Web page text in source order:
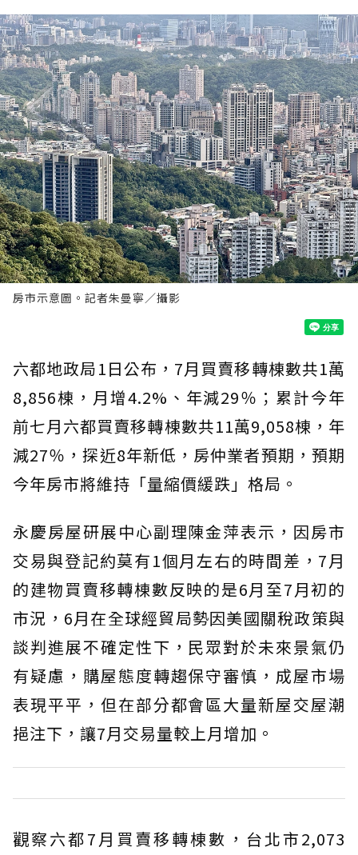
房市示意圖。記者朱曼寧／攝影
六都地政局1日公布，7月買賣移轉棟數共1萬
8,856棟，月增4.2%、年減29％；累計今年
前七月六都買賣移轉棟數共11萬9,058棟，年
減27％，探近8年新低，房仲業者預期，預期
今年房市將維持「量縮價緩跌」格局。
永慶房屋研展中心副理陳金萍表示，因房市
交易與登記約莫有1個月左右的時間差，7月
的建物買賣移轉棟數反映的是6月至7月初的
市況，6月在全球經貿局勢因美國關稅政策與
談判進展不確定性下，民眾對於未來景氣仍
有疑慮，購屋態度轉趨保守審慎，成屋市場
表現平平，但在部分都會區大量新屋交屋潮
挹注下，讓7月交易量較上月增加。
觀察六都7月買賣移轉棟數，台北市2,073